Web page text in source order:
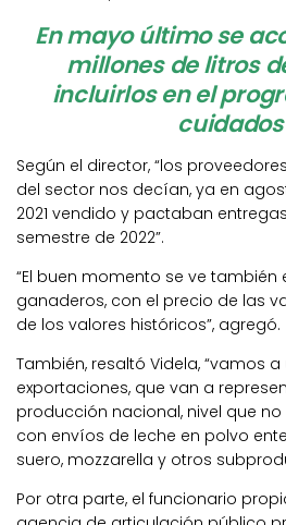
En mayo último se
millones de litros
incluirlos en el
Según el director, “los
del sector nos decían, ya en
2021 vendido y pactaban
semestre de 2022”.
“El buen momento se ve también
ganaderos, con el precio de las
de los valores históricos”, agregó.
También, resaltó Videla, “vamos
exportaciones, que van a
producción nacional, nivel que no
con envíos de leche en polvo
suero, mozzarella y otros
Por otra parte, el funcionario